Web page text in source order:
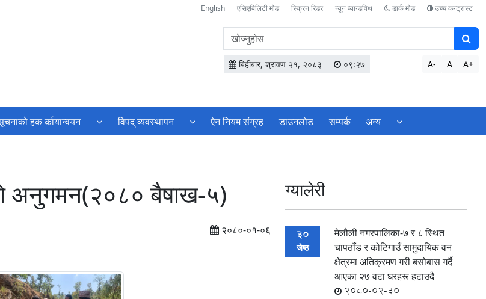
English एसिएबिलिटी मोड स्क्रिन रिडर न्यून व्यान्डविथ डार्क मोड उच्च कन्ट्रास्ट
वेबसाइटमा
सामग्री
खोज्नुहोस
बिहीबार, श्रावण २१, २०८३ ०९:२७ A- A A+
हक र्कायान्वयन विपद् व्यवस्थापन ऐन नियम संग्रह डाउनलोड सम्पर्क अन्य
अनुगमन(२०८० बैषाख-५)
२०८०-०१-०६
ग्यालेरी
30
जेष्ठ
मेलौली नगरपालिका-७ र ८ स्थित
चापठाँड र कोटिगाउँ सामुदायिक वन
क्षेत्रमा अतिक्रमण गरी बसोबास गर्दै
आएका २७ वटा घरहरू हटाउदै
2080-02-30